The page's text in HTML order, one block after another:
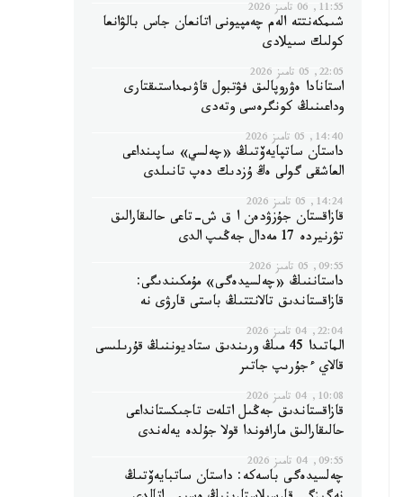
11:55, 06 تامىز 2026
شىمكەنتتە الەم چەمپيونى اتانعان جاس بالۋانعا
كولىك سىيلادى
22:05, 05 تامىز 2026
استانادا ەۋروپالىق فۋتبول قاۋىمداستىقتارى
وداعىنىڭ كونگرەسى وتەدى
14:40, 05 تامىز 2026
داستان ساتپايەۆتىڭ «چەلسي» ساپىنداعى
العاشقى گولى ەڭ ۇزدىك دەپ تانىلدى
14:24, 05 تامىز 2026
قازاقستان جۇزۋدەن ا ق ش-تاعى حالىقارالىق
تۋرنيردە 17 مەدال جەڭىپ الدى
09:55, 05 تامىز 2026
داستاننىڭ «چەلسيدەگى» مۇمكىندىگى:
قازاقستاندىق تالانتتىڭ باستى قارۋى نە
22:04, 04 تامىز 2026
الماتىدا 45 مىڭ ورىندىق ستاديوننىڭ قۇرىلىسى
قالاي ءجۇرىپ جاتىر
10:08, 04 تامىز 2026
قازاقستاندىق جەڭىل اتلەت تاجىكستانداعى
حالىقارالىق مارافوندا قولا جۇلدە يەلەندى
09:55, 04 تامىز 2026
چەلسيدەگى باسەكە: داستان ساتبايەۆتىڭ